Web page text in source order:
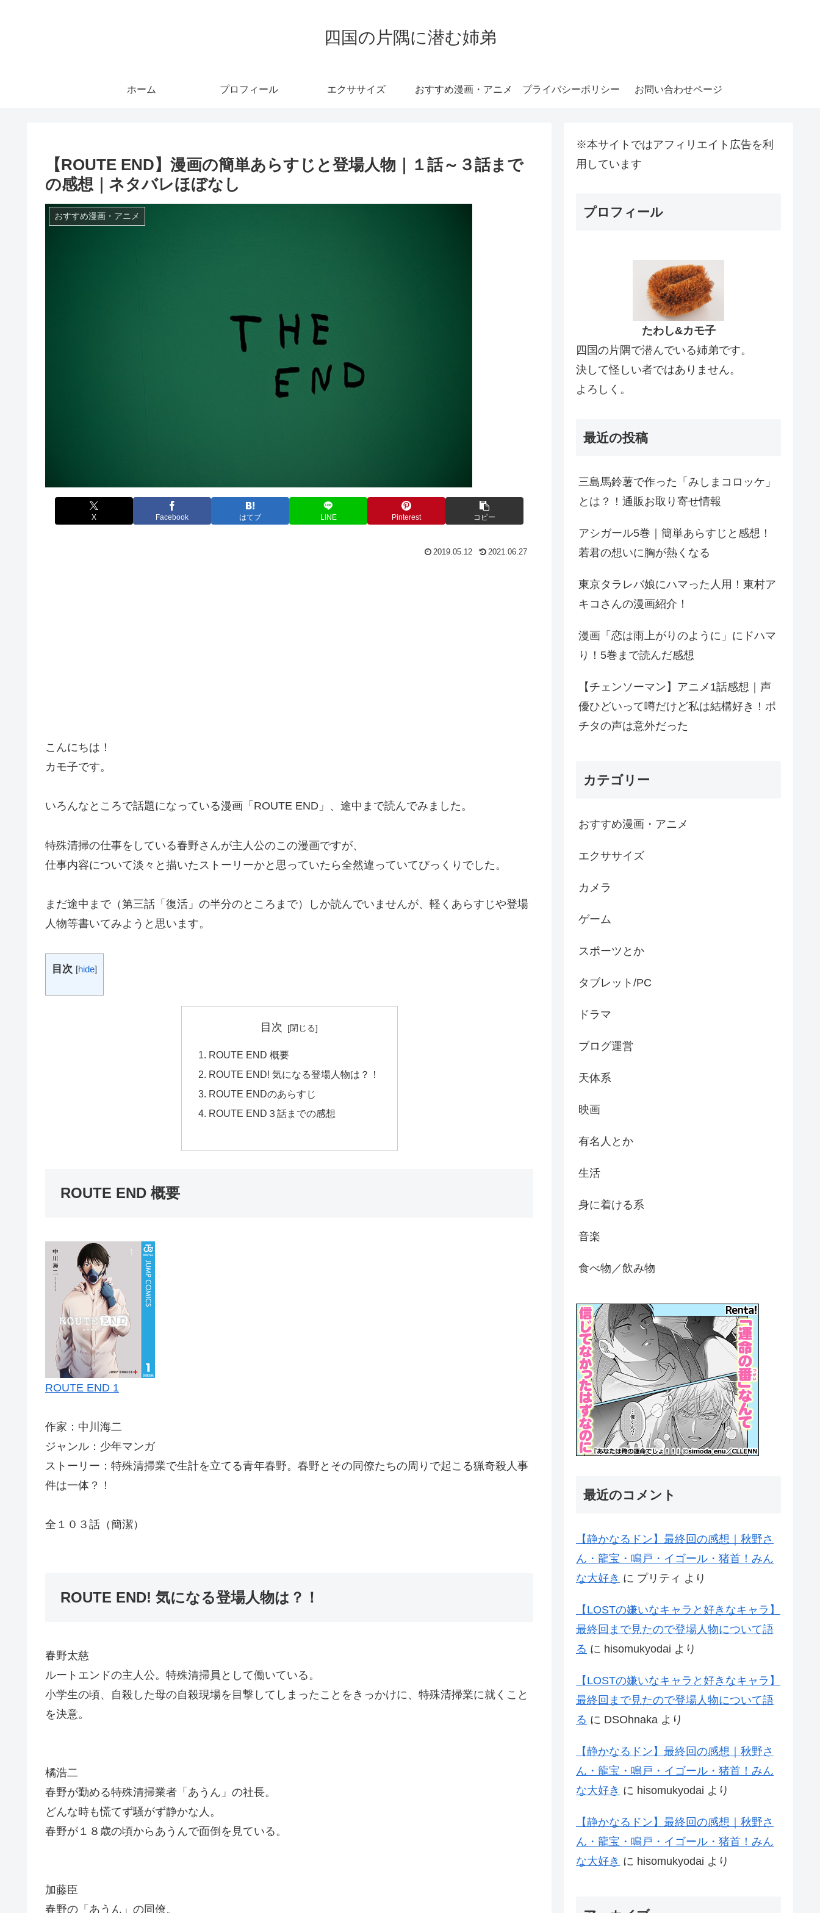
四国の片隅に潜む姉弟
ホーム プロフィール エクササイズ おすすめ漫画・アニメ プライバシーポリシー お問い合わせページ
【ROUTE END】漫画の簡単あらすじと登場人物｜１話～３話まで
の感想｜ネタバレほぼなし
おすすめ漫画・アニメ
X Facebook はてブ LINE Pinterest コピー
2019.05.12 2021.06.27
こんにちは！
カモ子です。
いろんなところで話題になっている漫画「ROUTE END」、途中まで読んでみました。
特殊清掃の仕事をしている春野さんが主人公のこの漫画ですが、
仕事内容について淡々と描いたストーリーかと思っていたら全然違っていてびっくりでした。
まだ途中まで（第三話「復活」の半分のところまで）しか読んでいませんが、軽くあらすじや登場
人物等書いてみようと思います。
目次 [hide]
目次
ROUTE END 概要
ROUTE END! 気になる登場人物は？！
ROUTE ENDのあらすじ
ROUTE END３話までの感想
ROUTE END 概要
ROUTE END 1
作家：中川海二
ジャンル：少年マンガ
ストーリー：特殊清掃業で生計を立てる青年春野。春野とその同僚たちの周りで起こる猟奇殺人事
件は一体？！
全１０３話（簡潔）
ROUTE END! 気になる登場人物は？！
春野太慈
ルートエンドの主人公。特殊清掃員として働いている。
小学生の頃、自殺した母の自殺現場を目撃してしまったことをきっかけに、特殊清掃業に就くこと
を決意。
橘浩二
春野が勤める特殊清掃業者「あうん」の社長。
どんな時も慌てず騒がず静かな人。
春野が１８歳の頃からあうんで面倒を見ている。
加藤臣
春野の「あうん」の同僚。
※本サイトではアフィリエイト広告を利
用しています
プロフィール
たわし&カモ子
四国の片隅で潜んでいる姉弟です。
決して怪しい者ではありません。
よろしく。
最近の投稿
三島馬鈴薯で作った「みしまコロッケ」
とは？！通販お取り寄せ情報
アシガール5巻｜簡単あらすじと感想！
若君の想いに胸が熱くなる
東京タラレバ娘にハマった人用！東村ア
キコさんの漫画紹介！
漫画「恋は雨上がりのように」にドハマ
り！5巻まで読んだ感想
【チェンソーマン】アニメ1話感想｜声
優ひどいって噂だけど私は結構好き！ポ
チタの声は意外だった
カテゴリー
おすすめ漫画・アニメ
エクササイズ
カメラ
ゲーム
スポーツとか
タブレット/PC
ドラマ
ブログ運営
天体系
映画
有名人とか
生活
身に着ける系
音楽
食べ物／飲み物
最近のコメント
【静かなるドン】最終回の感想｜秋野さ
ん・龍宝・鳴戸・イゴール・猪首！みん
な大好き に プリティ より
【LOSTの嫌いなキャラと好きなキャラ】
最終回まで見たので登場人物について語
る に hisomukyodai より
【LOSTの嫌いなキャラと好きなキャラ】
最終回まで見たので登場人物について語
る に DSOhnaka より
【静かなるドン】最終回の感想｜秋野さ
ん・龍宝・鳴戸・イゴール・猪首！みん
な大好き に hisomukyodai より
【静かなるドン】最終回の感想｜秋野さ
ん・龍宝・鳴戸・イゴール・猪首！みん
な大好き に hisomukyodai より